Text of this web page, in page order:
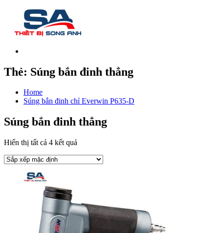
Thẻ: Súng bắn đinh thẳng
Home
Súng bắn đinh chỉ Everwin P635-D
Súng bắn đinh thẳng
Hiển thị tất cả 4 kết quả